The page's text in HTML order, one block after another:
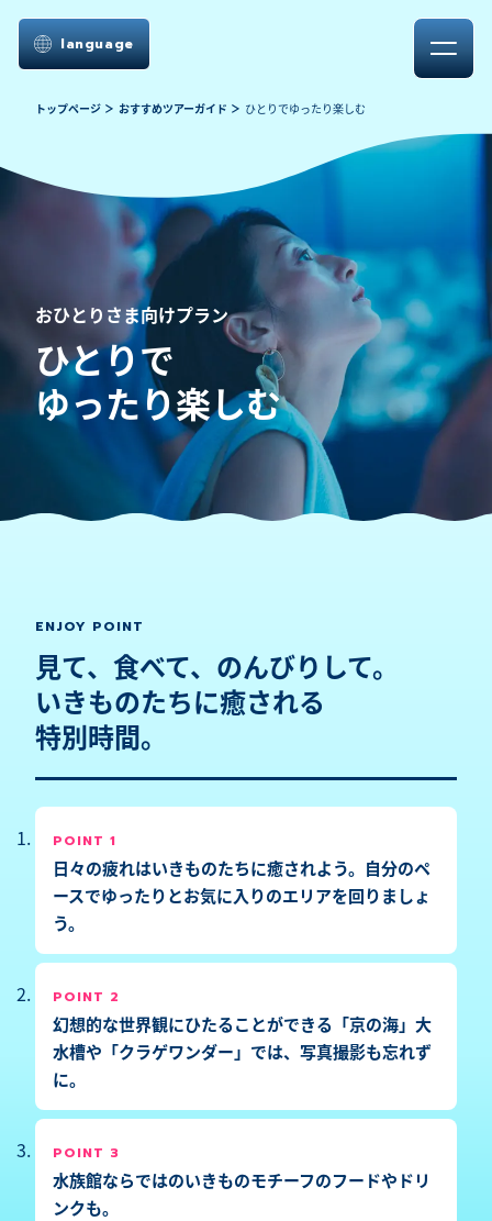
language
トップページ おすすめツアーガイド ひとりでゆったり楽しむ
おひとりさま向けプラン
ひとりで
ゆったり楽しむ
ENJOY POINT
見て、食べて、のんびりして。
いきものたちに癒される
特別時間。
POINT 1
日々の疲れはいきものたちに癒されよう。自分のペ
ースでゆったりとお気に入りのエリアを回りましょ
う。
POINT 2
幻想的な世界観にひたることができる「京の海」大
水槽や「クラゲワンダー」では、写真撮影も忘れず
に。
POINT 3
水族館ならではのいきものモチーフのフードやドリ
ンクも。